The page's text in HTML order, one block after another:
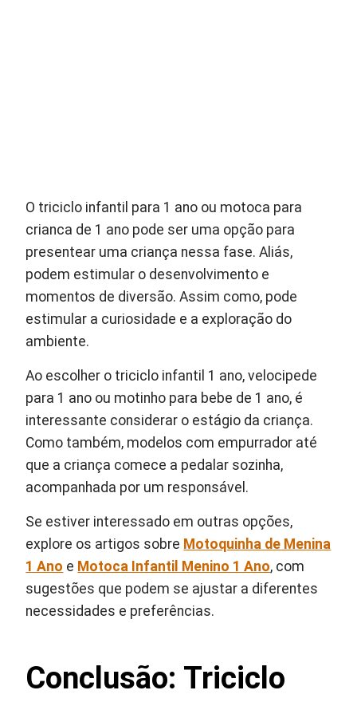
O triciclo infantil para 1 ano ou motoca para
crianca de 1 ano pode ser uma opção para
presentear uma criança nessa fase. Aliás,
podem estimular o desenvolvimento e
momentos de diversão. Assim como, pode
estimular a curiosidade e a exploração do
ambiente.
Ao escolher o triciclo infantil 1 ano, velocipede
para 1 ano ou motinho para bebe de 1 ano, é
interessante considerar o estágio da criança.
Como também, modelos com empurrador até
que a criança comece a pedalar sozinha,
acompanhada por um responsável.
Se estiver interessado em outras opções,
explore os artigos sobre Motoquinha de Menina
1 Ano e Motoca Infantil Menino 1 Ano, com
sugestões que podem se ajustar a diferentes
necessidades e preferências.
Conclusão: Triciclo